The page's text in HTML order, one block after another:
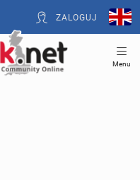
ZALOGUJ
Menu